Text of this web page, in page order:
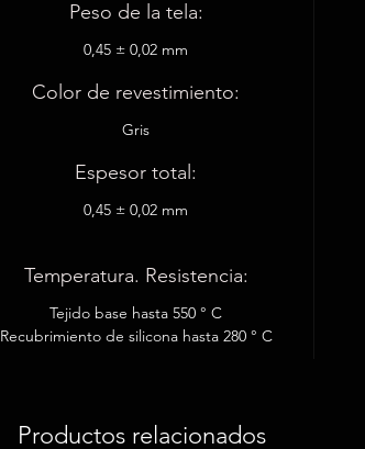
Peso de la tela:
0,45 ± 0,02 mm
Color de revestimiento:
Gris
Espesor total:
0,45 ± 0,02 mm
Temperatura. Resistencia:
Tejido base hasta 550 ° C
Recubrimiento de silicona hasta 280 ° C
Productos relacionados